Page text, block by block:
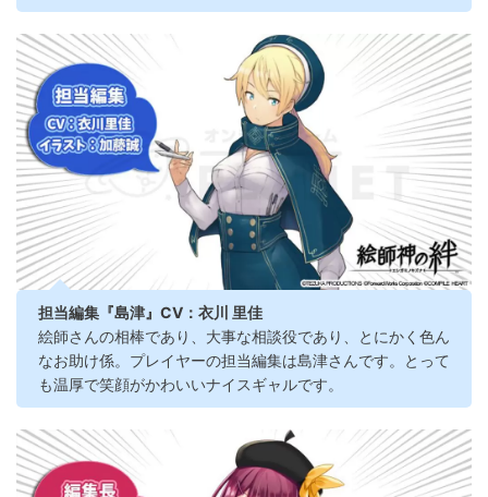
担当編集『島津』CV：衣川 里佳
絵師さんの相棒であり、大事な相談役であり、とにかく色ん
なお助け係。プレイヤーの担当編集は島津さんです。とって
も温厚で笑顔がかわいいナイスギャルです。